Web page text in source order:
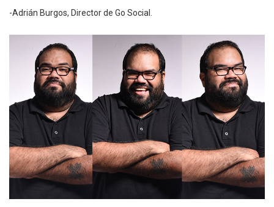
-Adrián Burgos, Director de Go Social.